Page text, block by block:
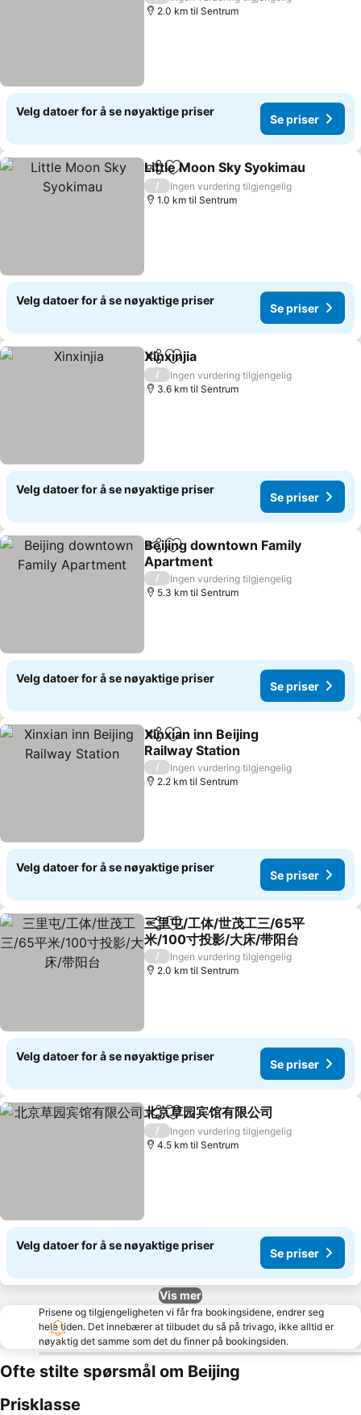
2.0 km til Sentrum
Velg datoer for å se nøyaktige priser
Se priser
Del Legg til i favoritter
Little Moon Sky Syokimau
/
Ingen vurdering tilgjengelig
1.0 km til Sentrum
Velg datoer for å se nøyaktige priser
Se priser
Del Legg til i favoritter
Xinxinjia
/
Ingen vurdering tilgjengelig
3.6 km til Sentrum
Velg datoer for å se nøyaktige priser
Se priser
Del Legg til i favoritter
Beijing downtown Family
Apartment
Se priser
/
Ingen vurdering tilgjengelig
5.3 km til Sentrum
Velg datoer for å se nøyaktige priser
Se priser
Del Legg til i favoritter
Xinxian inn Beijing
Railway Station
Se priser
/
Ingen vurdering tilgjengelig
2.2 km til Sentrum
Velg datoer for å se nøyaktige priser
Se priser
Del Legg til i favoritter
三里屯/工体/世茂工三/65平
米/100寸投影/大床/带阳台
Se priser
/
Ingen vurdering tilgjengelig
2.0 km til Sentrum
Velg datoer for å se nøyaktige priser
Se priser
Del Legg til i favoritter
北京草园宾馆有限公司
/
Ingen vurdering tilgjengelig
4.5 km til Sentrum
Velg datoer for å se nøyaktige priser
Se priser
Vis mer
Prisene og tilgjengeligheten vi får fra bookingsidene, endrer seg
hele tiden. Det innebærer at tilbudet du så på trivago, ikke alltid er
nøyaktig det samme som det du finner på bookingsiden.
Ofte stilte spørsmål om Beijing
Prisklasse